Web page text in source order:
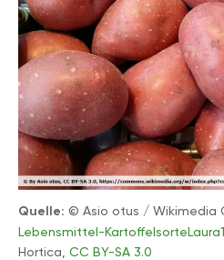
Quelle: © Asio otus / Wikimedia
Lebensmittel-
Hortica, CC BY-SA 3.0